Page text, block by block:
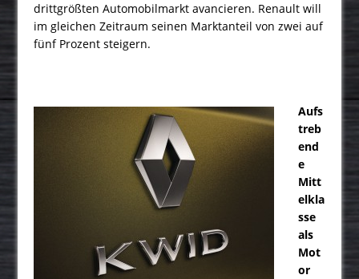
drittgrößten Automobilmarkt avancieren. Renault will
im gleichen Zeitraum seinen Marktanteil von zwei auf
fünf Prozent steigern.
Aufs
treb
end
e
Mitt
elkla
sse
als
Mot
or